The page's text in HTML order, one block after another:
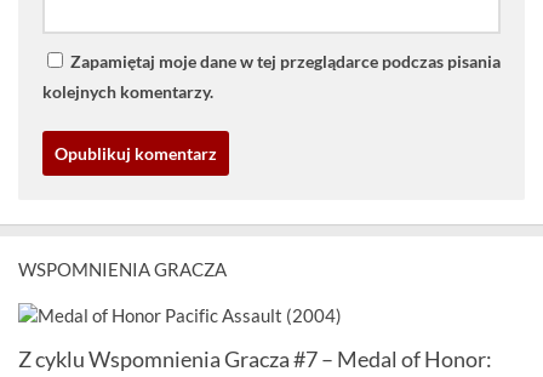
Zapamiętaj moje dane w tej przeglądarce podczas pisania
kolejnych komentarzy.
WSPOMNIENIA GRACZA
Z cyklu Wspomnienia Gracza #7 – Medal of Honor: